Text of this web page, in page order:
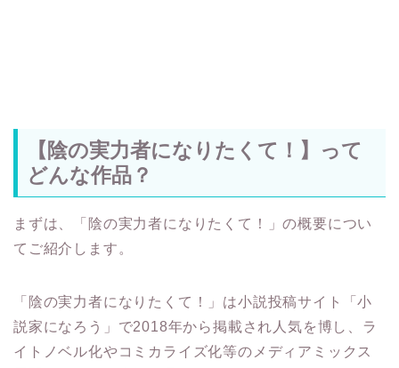
【陰の実力者になりたくて！】って
どんな作品？
まずは、「陰の実力者になりたくて！」の概要につい
てご紹介します。
「陰の実力者になりたくて！」は小説投稿サイト「小
説家になろう」で2018年から掲載され人気を博し、ラ
イトノベル化やコミカライズ化等のメディアミックス